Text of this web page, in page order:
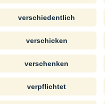
verschiedentlich
verschicken
verschenken
verpflichtet